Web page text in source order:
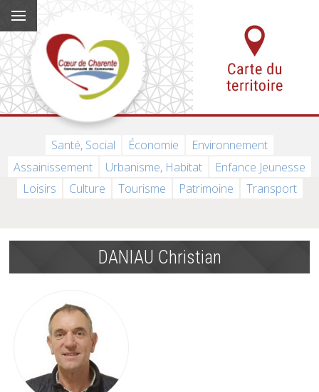
Santé, Social Économie
Environnement
Assainissement
Urbanisme, Habitat
Enfance Jeunesse
Loisirs
Culture Tourisme Patrimoine Transport
DANIAU Christian